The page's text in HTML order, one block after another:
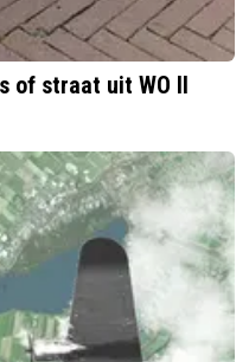
of straat uit WO II